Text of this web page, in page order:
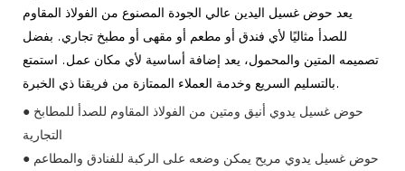
يعد حوض غسيل اليدين عالي الجودة المصنوع من الفولاذ المقاوم
للصدأ مثاليًا لأي فندق أو مطعم أو مقهى أو مطبخ تجاري. بفضل
تصميمه المتين والمحمول، يعد إضافة أساسية لأي مكان عمل. استمتع
بالتسليم السريع وخدمة العملاء الممتازة من فريقنا ذي الخبرة.
● حوض غسيل يدوي أنيق ومتين من الفولاذ المقاوم للصدأ للمطابخ
التجارية
● حوض غسيل يدوي مريح يمكن وضعه على الركبة للفنادق والمطاعم